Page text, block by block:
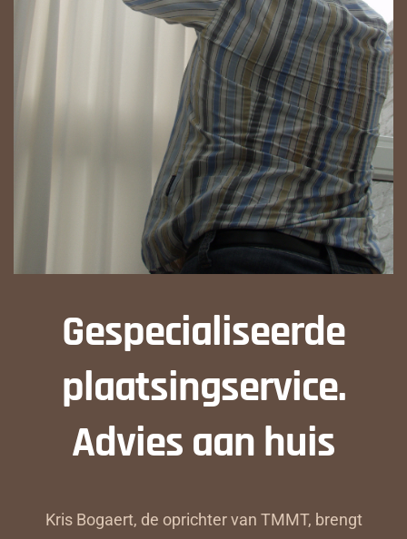
Gespecialiseerde
plaatsingservice.
Advies aan huis
Kris Bogaert, de oprichter van TMMT, brengt